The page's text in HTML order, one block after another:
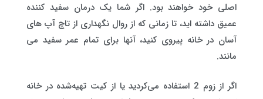
اصلی خود خواهند بود. اگر شما یک درمان سفید کننده
عمیق داشته اید، تا زمانی که از روال نگهداری از تاچ آپ های
آسان در خانه پیروی کنید، آنها برای تمام عمر سفید می
مانند.
اگر از زوم 2 استفاده می‌کردید یا از کیت تهیه‌شده در خانه